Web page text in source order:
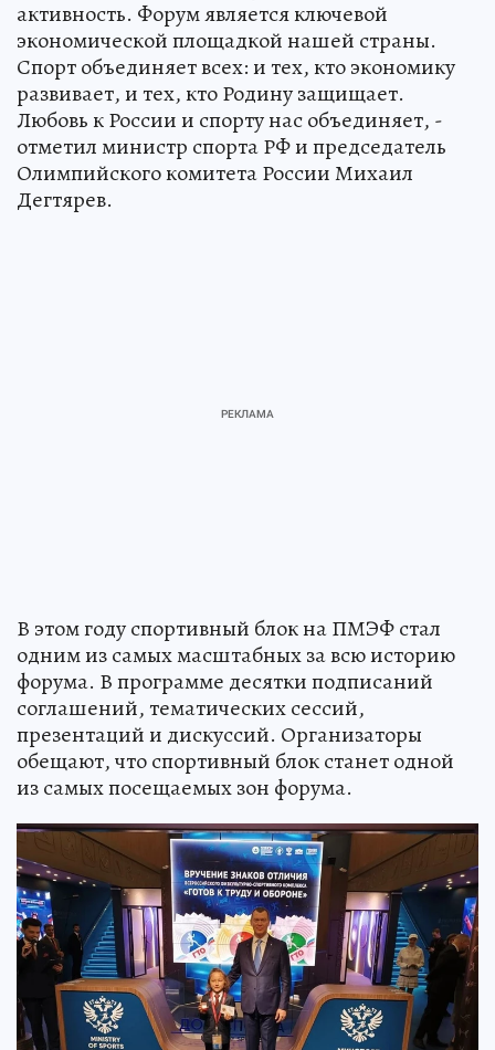
активность. Форум является ключевой
экономической площадкой нашей страны.
Спорт объединяет всех: и тех, кто экономику
развивает, и тех, кто Родину защищает.
Любовь к России и спорту нас объединяет, -
отметил министр спорта РФ и председатель
Олимпийского комитета России Михаил
Дегтярев.
В этом году спортивный блок на ПМЭФ стал
одним из самых масштабных за всю историю
форума. В программе десятки подписаний
соглашений, тематических сессий,
презентаций и дискуссий. Организаторы
обещают, что спортивный блок станет одной
из самых посещаемых зон форума.